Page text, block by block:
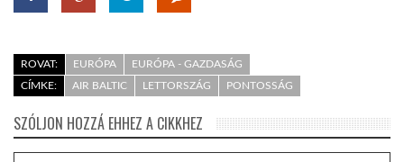
ROVAT: EURÓPA
EURÓPA - GAZDASÁG
CÍMKE:
AIR BALTIC LETTORSZÁG PONTOSSÁG
SZÓLJON HOZZÁ EHHEZ A CIKKHEZ